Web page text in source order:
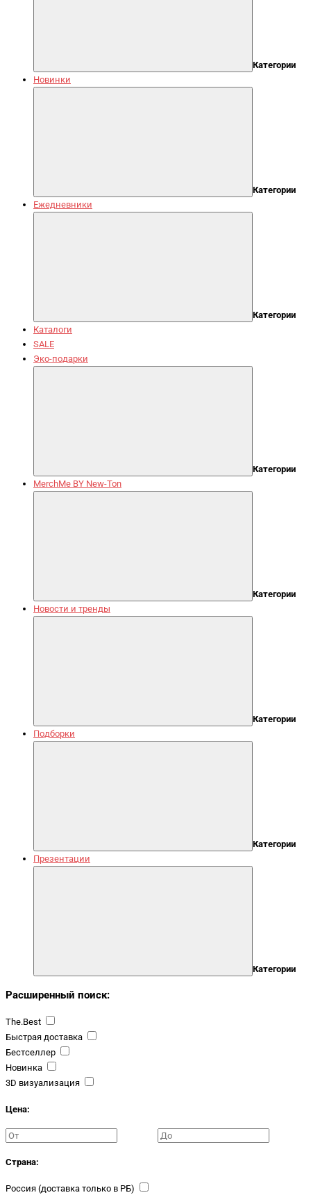
Категории
Новинки
Категории
Ежедневники
Категории
Каталоги
SALE
Эко-подарки
Категории
MerchMe BY New-Ton
Категории
Новости и тренды
Категории
Подборки
Категории
Презентации
Категории
Расширенный поиск:
The.Best
Быстрая доставка
Бестселлер
Новинка
3D визуализация
Цена:
Страна:
Россия (доставка только в РБ)